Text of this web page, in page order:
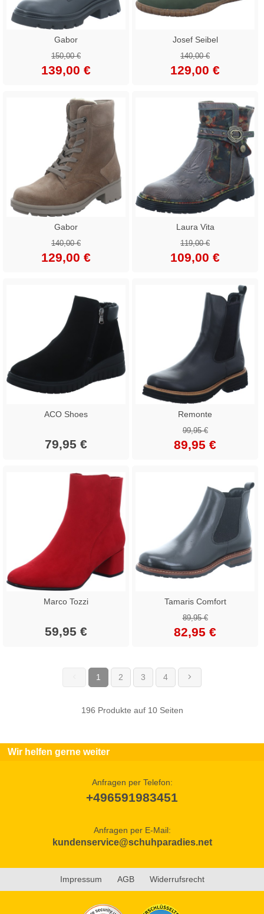
Gabor
150,00 €
139,00 €
Josef Seibel
140,00 €
129,00 €
Gabor
140,00 €
129,00 €
Laura Vita
119,00 €
109,00 €
ACO Shoes
79,95 €
Remonte
99,95 €
89,95 €
Marco Tozzi
59,95 €
Tamaris Comfort
89,95 €
82,95 €
1 (current)
2 3 4
196 Produkte auf 10 Seiten
Wir helfen gerne weiter
Anfragen per Telefon:
+496591983451
Anfragen per E-Mail:
kundenservice@schuhparadies.net
Impressum AGB Widerrufsrecht